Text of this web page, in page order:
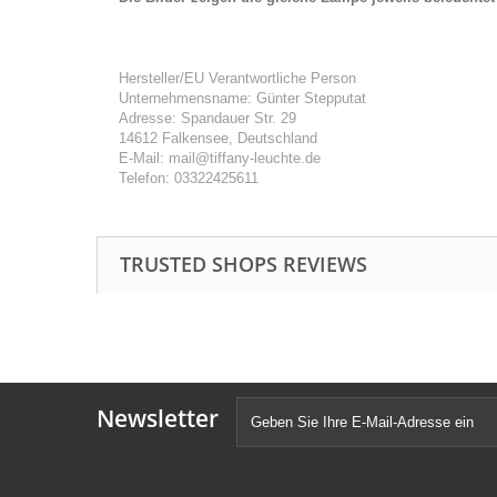
Hersteller/EU Verantwortliche Person
Unternehmensname: Günter Stepputat
Adresse: Spandauer Str. 29
14612 Falkensee, Deutschland
E-Mail: mail@tiffany-leuchte.de
Telefon: 03322425611
TRUSTED SHOPS REVIEWS
Newsletter